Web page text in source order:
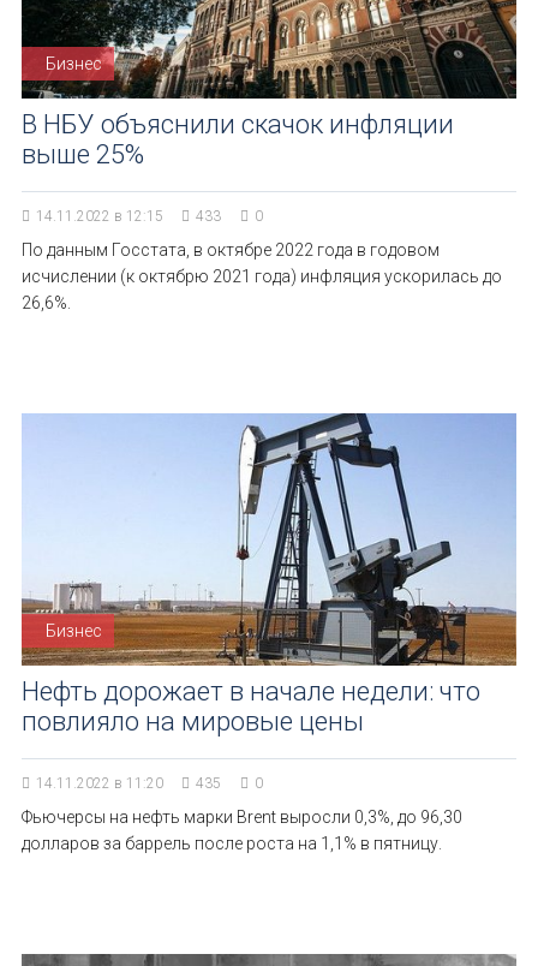
Бизнес
В НБУ объяснили скачок инфляции
выше 25%
14.11.2022 в 12:15 433 0
По данным Госстата, в октябре 2022 года в годовом
исчислении (к октябрю 2021 года) инфляция ускорилась до
26,6%.
Бизнес
Нефть дорожает в начале недели: что
повлияло на мировые цены
14.11.2022 в 11:20 435 0
Фьючерсы на нефть марки Brent выросли 0,3%, до 96,30
долларов за баррель после роста на 1,1% в пятницу.